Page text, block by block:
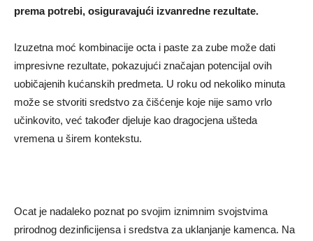
prema potrebi, osiguravajući izvanredne rezultate.
Izuzetna moć kombinacije octa i paste za zube može dati
impresivne rezultate, pokazujući značajan potencijal ovih
uobičajenih kućanskih predmeta. U roku od nekoliko minuta
može se stvoriti sredstvo za čišćenje koje nije samo vrlo
učinkovito, već također djeluje kao dragocjena ušteda
vremena u širem kontekstu.
Ocat je nadaleko poznat po svojim iznimnim svojstvima
prirodnog dezinficijensa i sredstva za uklanjanje kamenca. Na